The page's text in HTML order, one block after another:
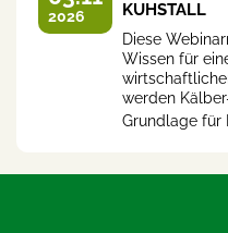
2026
KUHSTALL
Diese
Wissen für
werden
Grundlage für